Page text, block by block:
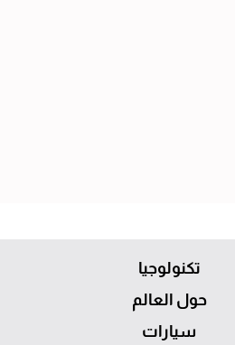
تكنولوجيا
حول العالم
سيارات